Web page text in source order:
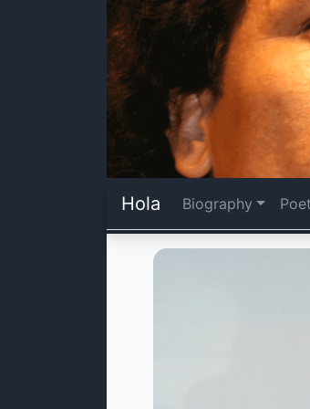
Hola Biography